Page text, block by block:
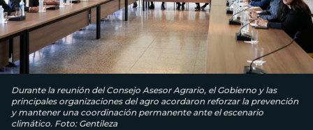
Durante la reunión del Consejo Asesor Agrario, el Gobierno y las
principales organizaciones del agro acordaron reforzar la prevención
y mantener una coordinación permanente ante el escenario
climático. Foto: Gentileza